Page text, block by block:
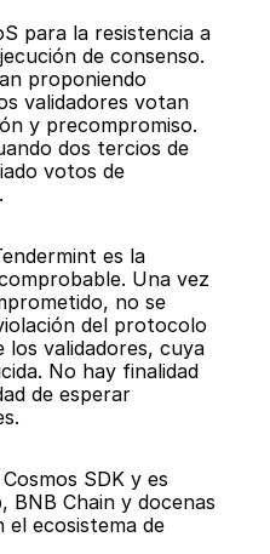
para la resistencia a
de consenso.
proponiendo
validadores votan
y precompromiso.
dos tercios de
votos de
es la
Una vez
no se
del protocolo
los validadores, cuya
No hay finalidad
de esperar
SDK y es
BNB Chain y docenas
ecosistema de